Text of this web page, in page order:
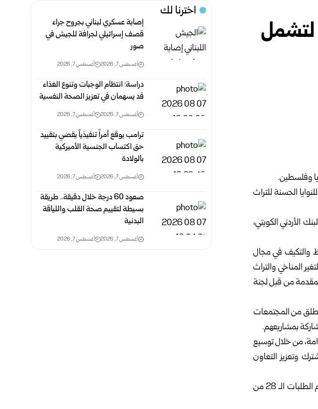
لتشمل
وفلسطين.
الحسنة للتراث
الأردني الكويتي،
فئة الحفاظ والتكيف في مجال
المناخي والتراث
تقييم المشاريع المقدمة من قبل لجنة
من المجتمعات
بمشاريعهم.
من خلال توسيع
وتعزيز التعاون
يشار إلى أنه تم فتح باب التقدم للجائزة في الـ 18 من كانون الثاني الماضي، وسيكون آخر موعد لتقديم الطلبات الـ 28 من
اخترنا لك
إصابة عسكري لبناني بجروح جراء
قصف إسرائيلي لجرافة للجيش في
صور
أغسطس 7, 2026 أغسطس 7, 2026
دراسة: انتظام الوجبات وتنوع الغذاء
قد يسهمان في تعزيز الصحة النفسية
أغسطس 7, 2026 أغسطس 7, 2026
ترامب يوقع أمراً تنفيذياً يقضي بتقييد
حق اكتساب الجنسية الأميركية
بالولادة
أغسطس 7, 2026 أغسطس 7, 2026
صعود 60 درجة خلال دقيقة.. طريقة
بسيطة لتقييم صحة القلب واللياقة
البدنية
أغسطس 7, 2026 أغسطس 7, 2026